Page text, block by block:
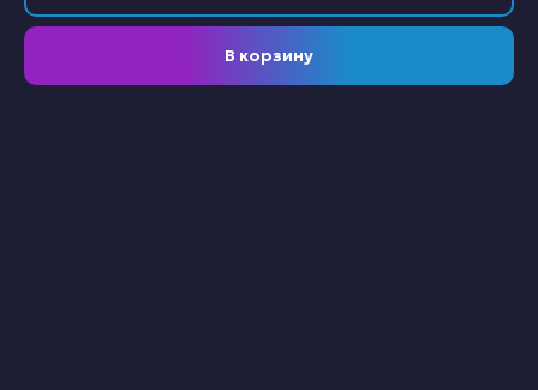
В корзину